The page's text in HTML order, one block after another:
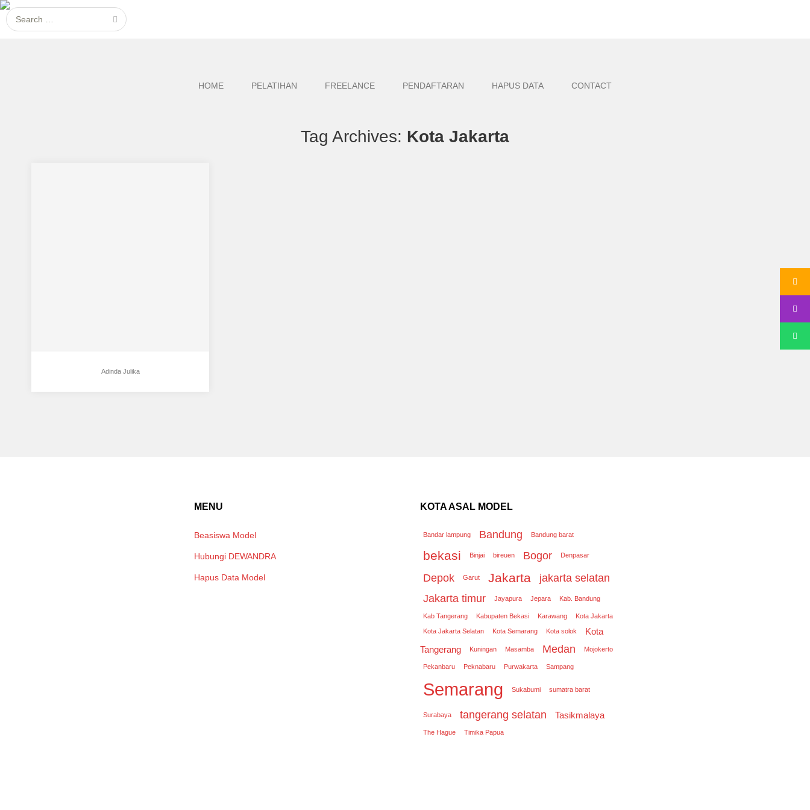
HOME PELATIHAN FREELANCE PENDAFTARAN HAPUS DATA CONTACT
Tag Archives: Kota Jakarta
Adinda Julika
MENU
Beasiswa Model
Hubungi DEWANDRA
Hapus Data Model
KOTA ASAL MODEL
Bandar lampung Bandung Bandung barat
bekasi Binjai bireuen Bogor Denpasar
Depok Garut Jakarta
jakarta selatan
Jakarta timur
Jayapura Jepara Kab. Bandung
Kab Tangerang Kabupaten Bekasi Karawang Kota Jakarta
Kota Jakarta Selatan Kota Semarang Kota solok
Kota
Tangerang
Kuningan Masamba Medan Mojokerto
Pekanbaru Peknabaru Purwakarta Sampang
Semarang Sukabumi sumatra barat
Surabaya tangerang selatan Tasikmalaya
The Hague Timika Papua